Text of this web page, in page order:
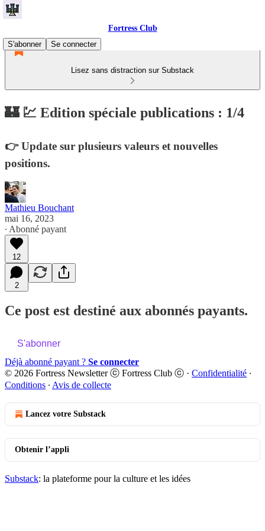
Fortress Club
S'abonner
Se connecter
Lisez sans distraction sur Substack
🏰 💹 Edition spéciale publications : 1/4
👉 Update sur plusieurs valeurs et nouvelles
positions.
Mathieu Bouchant
mai 16, 2023
∙ Abonné payant
12
2
Ce post est destiné aux abonnés payants.
S'abonner
Déjà abonné payant ? Se connecter
© 2026 Fortress Newsletter ⓒ Fortress Club ⓒ · Confidentialité ∙
Conditions ∙ Avis de collecte
Lancez votre Substack
Obtenir l’appli
Substack: la plateforme pour la culture et les idées